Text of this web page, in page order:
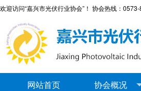
欢迎访问“嘉兴市光伏行业协会”！ 协会热线：
网站首页 协会概况